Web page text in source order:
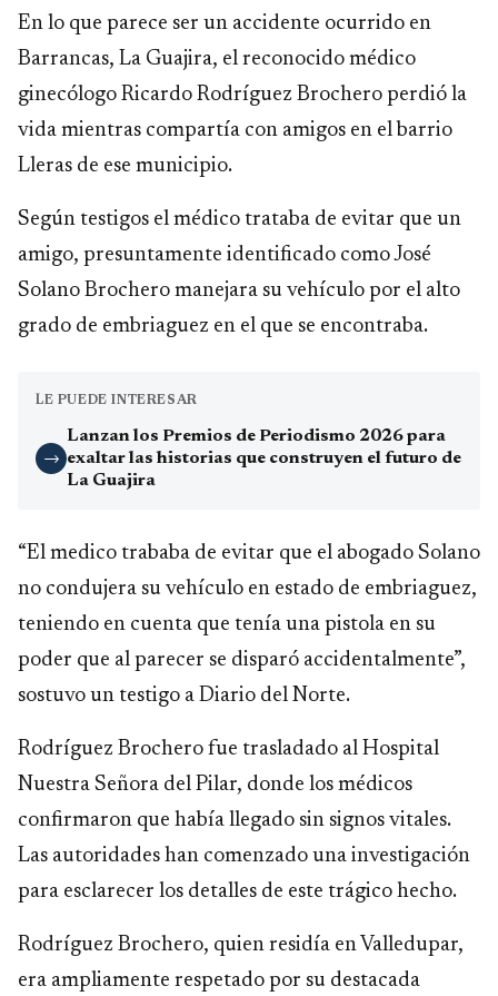
En lo que parece ser un accidente ocurrido en
Barrancas, La Guajira, el reconocido médico
ginecólogo Ricardo Rodríguez Brochero perdió la
vida mientras compartía con amigos en el barrio
Lleras de ese municipio.
Según testigos el médico trataba de evitar que un
amigo, presuntamente identificado como José
Solano Brochero manejara su vehículo por el alto
grado de embriaguez en el que se encontraba.
LE PUEDE INTERESAR
→
Lanzan los Premios de Periodismo 2026 para
exaltar las historias que construyen el futuro de
La Guajira
“El medico trababa de evitar que el abogado Solano
no condujera su vehículo en estado de embriaguez,
teniendo en cuenta que tenía una pistola en su
poder que al parecer se disparó accidentalmente”,
sostuvo un testigo a Diario del Norte.
Rodríguez Brochero fue trasladado al Hospital
Nuestra Señora del Pilar, donde los médicos
confirmaron que había llegado sin signos vitales.
Las autoridades han comenzado una investigación
para esclarecer los detalles de este trágico hecho.
Rodríguez Brochero, quien residía en Valledupar,
era ampliamente respetado por su destacada